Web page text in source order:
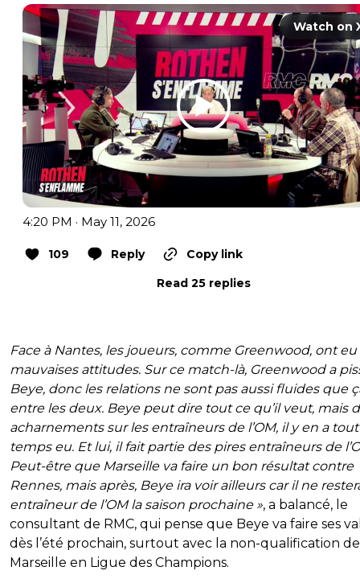
Watch on
4:20 PM · May 11, 2026
109 Reply
Copy link
Read 25 replies
Face à Nantes, les joueurs, comme Greenwood, ont eu
mauvaises attitudes. Sur ce match-là, Greenwood a
Beye, donc les relations ne sont pas aussi fluides que
entre les deux. Beye peut dire tout ce qu’il veut, mais
acharnements sur les entraîneurs de l’OM, il y en a
temps eu. Et lui, il fait partie des pires entraîneurs de
Peut-être que Marseille va faire un bon résultat contre
Rennes, mais après, Beye ira voir ailleurs car il ne
entraîneur de l’OM la saison prochaine », a balancé, le
consultant de RMC, qui pense que Beye va faire ses
dès l’été prochain, surtout avec la non-qualification de
Marseille en Ligue des Champions.